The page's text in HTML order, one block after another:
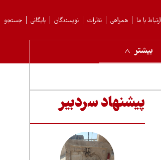
جستجو بایگانی نویسندگان نظرات همراهی ارتباط با ما
بیشتر
پیشنهاد سردبیر